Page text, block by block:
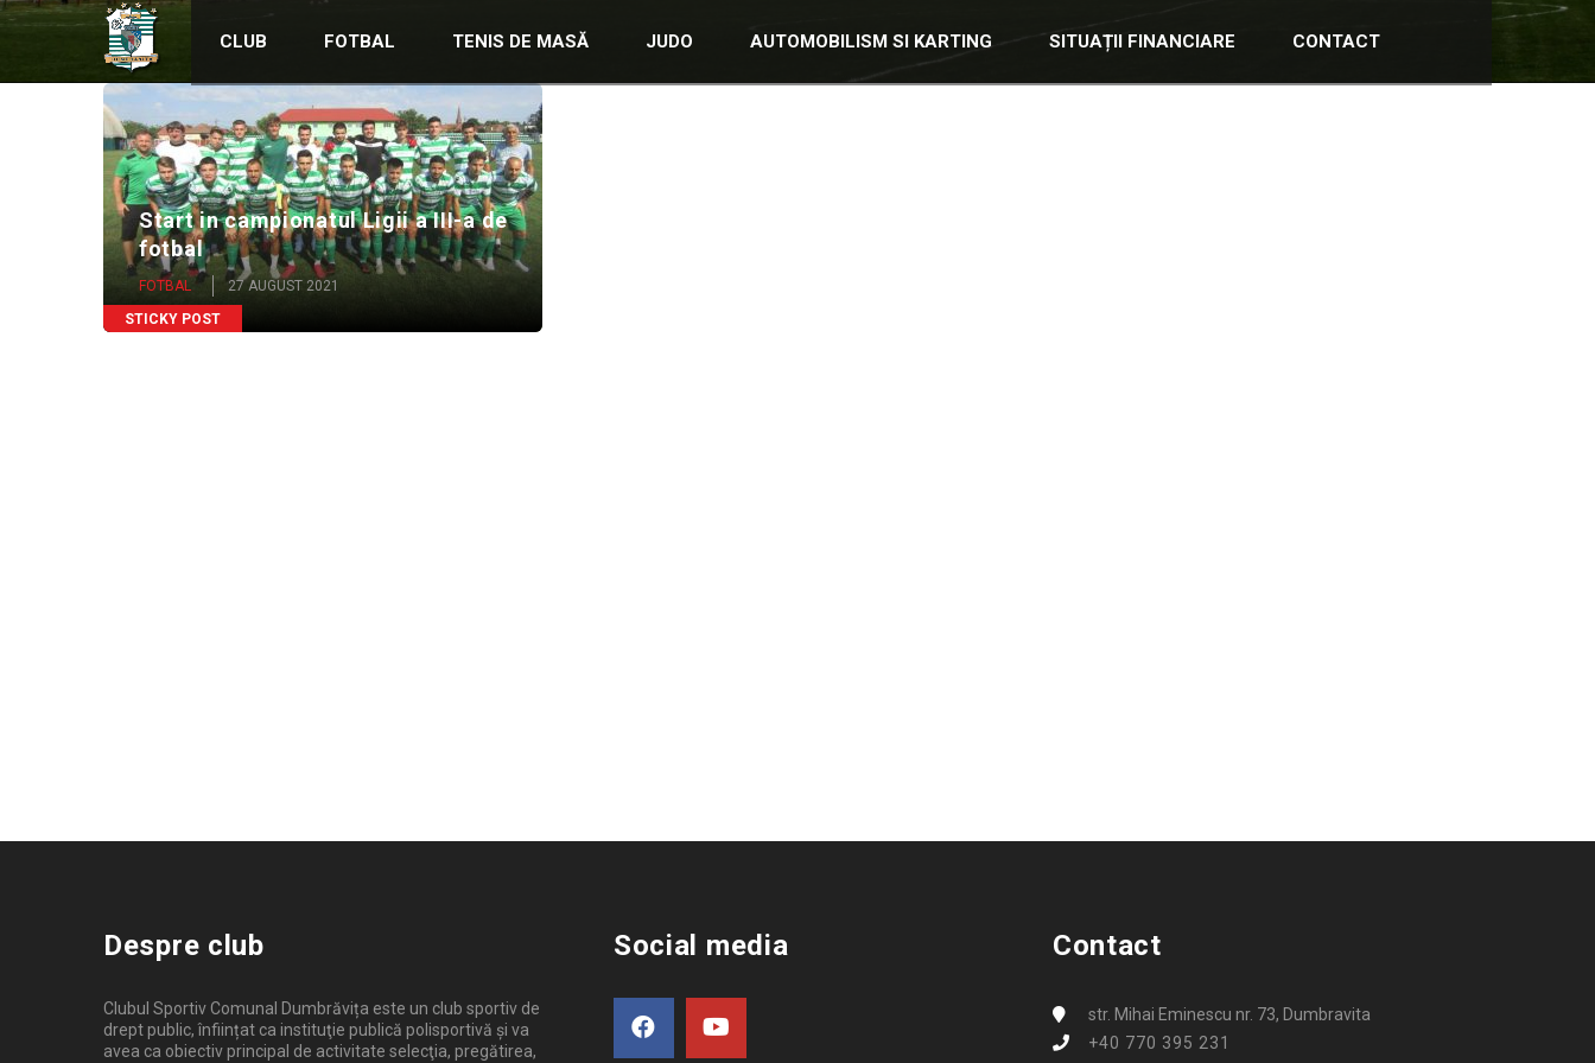
CLUB FOTBAL TENIS DE MASĂ JUDO AUTOMOBILISM SI KARTING SITUAȚII FINANCIARE CONTACT
STICKY POST
Start in campionatul Ligii a III-a de
fotbal
FOTBAL 27 AUGUST 2021
Despre club
Clubul Sportiv Comunal Dumbrăvița este un club sportiv de
drept public, înființat ca instituţie publică polisportivă și va
avea ca obiectiv principal de activitate selecţia, pregătirea,
Social media Contact
str. Mihai Eminescu nr. 73, Dumbravita
+40 770 395 231